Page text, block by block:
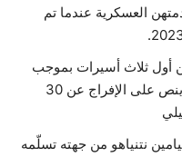
العسكرية عندما تم
ثلاث أسيرات بموجب
اتفاق وقف إطلاق النار في غزة، الذي ينص على الإفراج عن 30
نتنياهو من جهته تسلّمه